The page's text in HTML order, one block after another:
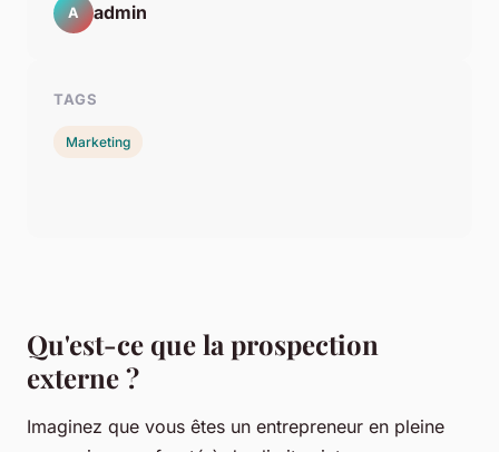
Qu'est-ce que la prospection
externe ?
Imaginez que vous êtes un entrepreneur en pleine
A admin
TAGS
Marketing